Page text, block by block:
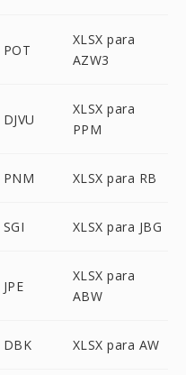
XLSX para
AZW3
XLSX para
PPM
PNM XLSX para RB
XLSX para JBG
XLSX para
ABW
DBK XLSX para AW